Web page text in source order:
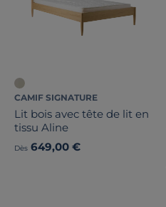
CAMIF SIGNATURE
Lit bois avec tête de lit en
tissu Aline
Dès 649,00 €